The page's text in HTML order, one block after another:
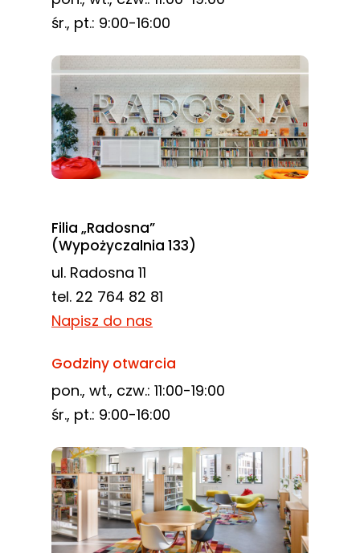
śr., pt.: 9:00-16:00
Filia „Radosna”
(Wypożyczalnia 133)
ul. Radosna 11
tel. 22 764 82 81
Napisz do nas
Godziny otwarcia
pon., wt., czw.: 11:00-19:00
śr., pt.: 9:00-16:00